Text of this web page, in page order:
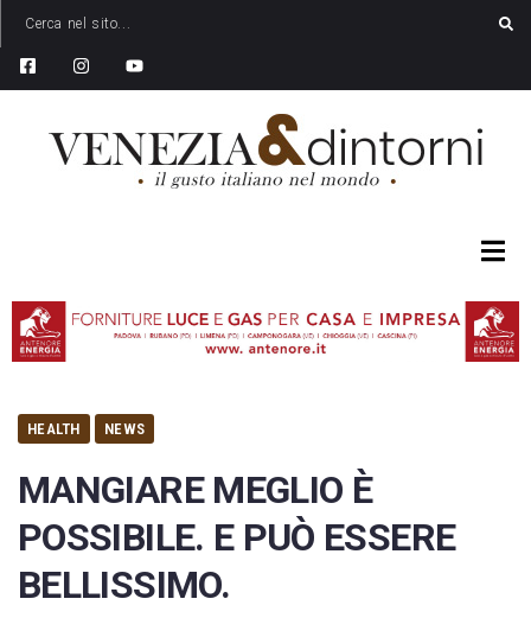
HEALTH NEWS
MANGIARE MEGLIO È
POSSIBILE. E PUÒ ESSERE
BELLISSIMO.